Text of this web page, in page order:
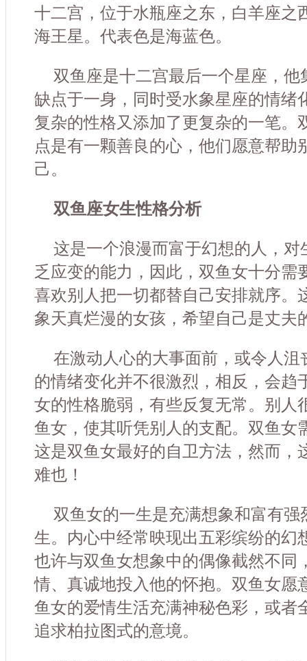
十二宫，位于水瓶座之东，白羊座之
海王星。代表色是海蓝色。
双鱼座是十二宫最后一个星座，他
缺点于一身，同时受水象星座的情绪
复杂的性格又添加了更复杂的一笔。
点是有一颗善良的心，他们愿意帮助
己。
双鱼座女生性格分析
这是一个浪漫而富于幻想的人，对
乏应变的能力，因此，双鱼女十分需
喜欢别人把一切都替自己安排就序。
象天真烂漫的女孩，希望自己是丈夫
在激动人心的大事面前，或令人沮
的情绪变化并不很激烈，相反，会趋
女的性格脆弱，有些反复无常。别人
鱼女，使其听凭别人的支配。双鱼女
这是双鱼女最好的自卫方法，然而，
难也！
双鱼女的一生是充满想象和富有强
生。内心中经常映现出五彩缤纷的幻
也许与双鱼女想象中的偶像截然不同
情、真诚地投入他的怀抱。双鱼女愿
鱼女的爱情生活充满神秘色彩，或者
追求柏拉图式的意境。